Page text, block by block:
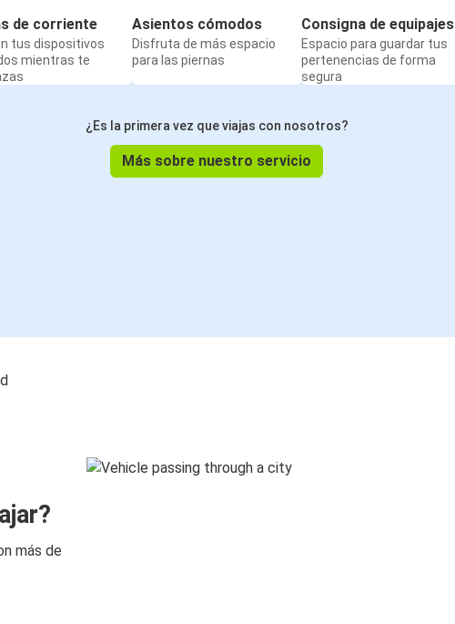
de corriente
tus dispositivos
mientras te
Asientos cómodos
Disfruta de más espacio
para las piernas
Consigna de equipajes
Espacio para guardar tus
pertenencias de forma
segura
¿Es la primera vez que viajas con nosotros?
Más sobre nuestro servicio
más de